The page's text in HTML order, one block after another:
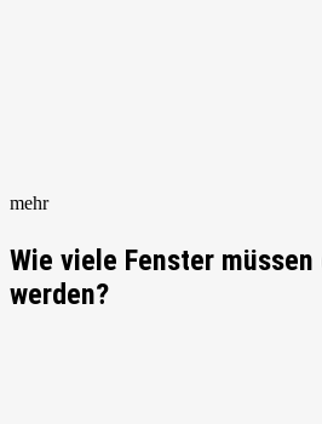
mehr
Wie viele Fenster
werden?